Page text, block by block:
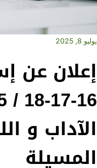
يوليو 8, 2025
الآداب و
المسيلة